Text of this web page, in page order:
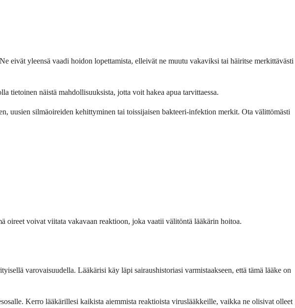
eivät yleensä vaadi hoidon lopettamista, elleivät ne muutu vakaviksi tai häiritse merkittävästi
tietoinen näistä mahdollisuuksista, jotta voit hakea apua tarvittaessa.
uusien silmäoireiden kehittyminen tai toissijaisen bakteeri-infektion merkit. Ota välittömästi
oireet voivat viitata vakavaan reaktioon, joka vaatii välitöntä lääkärin hoitoa.
varovaisuudella. Lääkärisi käy läpi sairaushistoriasi varmistaakseen, että tämä lääke on
Kerro lääkärillesi kaikista aiemmista reaktioista viruslääkkeille, vaikka ne olisivat olleet